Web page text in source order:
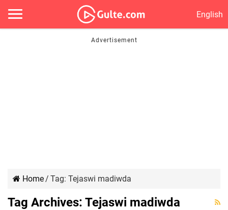
English
Home/ Tag: Tejaswi madiwda
Tag Archives: Tejaswi madiwda